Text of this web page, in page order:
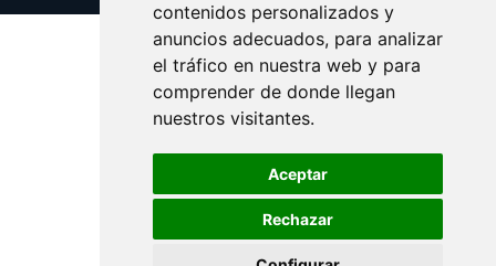
contenidos personalizados y
anuncios adecuados, para analizar
el tráfico en nuestra web y para
comprender de donde llegan
nuestros visitantes.
Aceptar
Rechazar